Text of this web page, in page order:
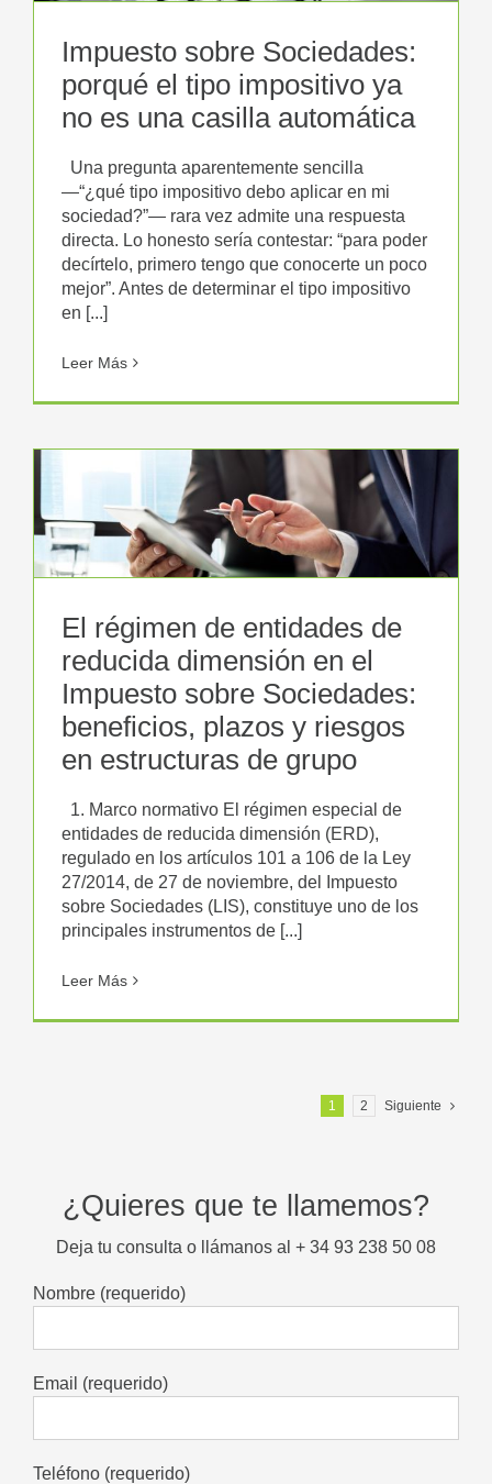
Impuesto sobre Sociedades:
porqué el tipo impositivo ya
no es una casilla automática
Una pregunta aparentemente sencilla
—“¿qué tipo impositivo debo aplicar en mi
sociedad?”— rara vez admite una respuesta
directa. Lo honesto sería contestar: “para poder
decírtelo, primero tengo que conocerte un poco
mejor”. Antes de determinar el tipo impositivo
en [...]
Leer Más
El régimen de entidades de
reducida dimensión en el
Impuesto sobre Sociedades:
beneficios, plazos y riesgos
en estructuras de grupo
1. Marco normativo El régimen especial de
entidades de reducida dimensión (ERD),
regulado en los artículos 101 a 106 de la Ley
27/2014, de 27 de noviembre, del Impuesto
sobre Sociedades (LIS), constituye uno de los
principales instrumentos de [...]
Leer Más
1 2 Siguiente
¿Quieres que te llamemos?
Deja tu consulta o llámanos al + 34 93 238 50 08
Nombre (requerido)
Email (requerido)
Teléfono (requerido)